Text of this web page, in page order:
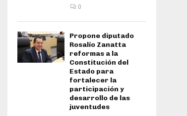
0
Propone diputado
Rosalío Zanatta
reformas a la
Constitución del
Estado para
fortalecer la
participación y
desarrollo de las
juventudes